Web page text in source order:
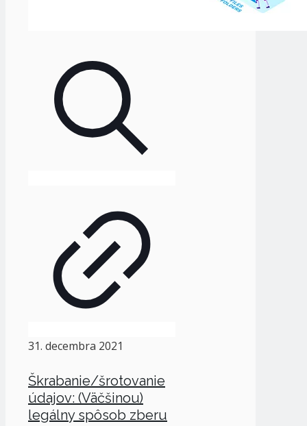
31. decembra 2021
Škrabanie/šrotovanie
údajov: (Väčšinou)
legálny spôsob zberu